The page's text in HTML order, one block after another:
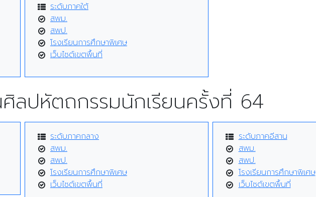
ระดับภาคใต้
สพม.
สพป.
โรงเรียนการศึกษาพิเศษ
เว็บไซต์เขตพื้นที่
ลปหัตถกรรมนักเรียนครั้งที่ 64
ระดับภาคกลาง
สพม.
สพป.
โรงเรียนการศึกษาพิเศษ
เว็บไซต์เขตพื้นที่
ระดับภาคอีสาน
สพม.
สพป.
โรงเรียนการศึกษาพิเศษ
เว็บไซต์เขตพื้นที่